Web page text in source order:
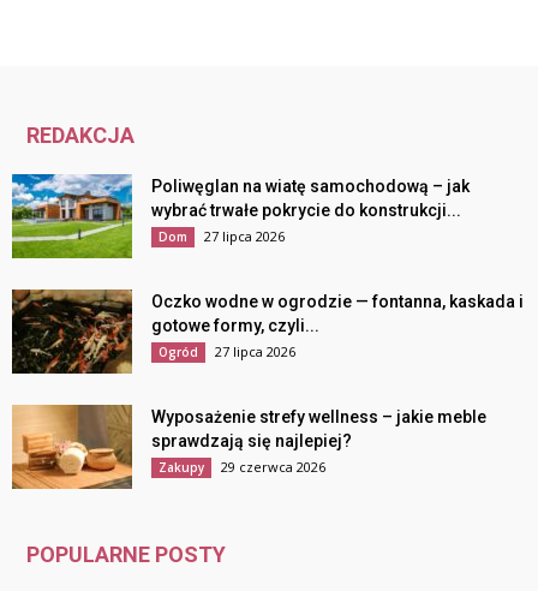
REDAKCJA
Poliwęglan na wiatę samochodową – jak
wybrać trwałe pokrycie do konstrukcji...
Dom 27 lipca 2026
Oczko wodne w ogrodzie — fontanna, kaskada i
gotowe formy, czyli...
Ogród 27 lipca 2026
Wyposażenie strefy wellness – jakie meble
sprawdzają się najlepiej?
Zakupy 29 czerwca 2026
POPULARNE POSTY